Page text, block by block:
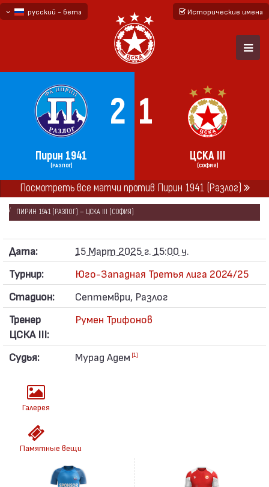
русский - бета
Исторические имена
2 1
Пирин 1941
(РАЗЛОГ)
ЦСКА III
(СОФИЯ)
Посмотреть все матчи против Пирин 1941 (Разлог)
ГЛАВНАЯ СЕЗОНЫ 2024/25
ЮГО-ЗАПАДНАЯ ТРЕТЬЯ ЛИГА 2024/25
ПИРИН 1941 (РАЗЛОГ) — ЦСКА III (СОФИЯ)
Дата:
15 Март 2025 г. 15:00 ч.
Турнир:
Юго-Западная Третья лига 2024/25
Стадион:
Септември, Разлог
Тренер
ЦСКА III:
Румен Трифонов
Судья: Мурад Адем [1]
Галерея
Памятные вещи